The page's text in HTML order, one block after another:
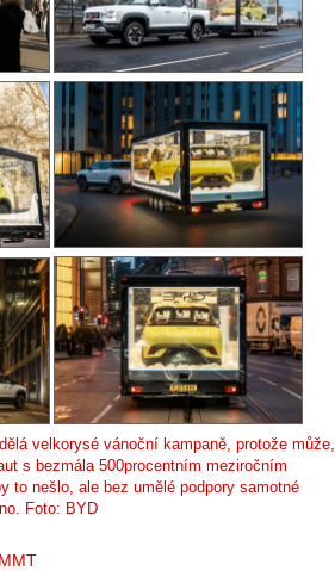
velkorysé vánoční kampaně, protože může,
s bezmála 500procentním meziročním
to nešlo, ale bez umělé podpory samotné
Foto: BYD